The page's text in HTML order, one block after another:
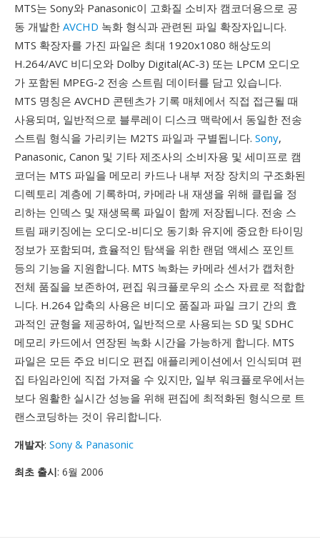
MTS는 Sony와 Panasonic이 고화질 소비자 캠코더용으로 공
동 개발한 AVCHD 녹화 형식과 관련된 파일 확장자입니다.
MTS 확장자를 가진 파일은 최대 1920x1080 해상도의
H.264/AVC 비디오와 Dolby Digital(AC-3) 또는 LPCM 오디오
가 포함된 MPEG-2 전송 스트림 데이터를 담고 있습니다.
MTS 명칭은 AVCHD 콘텐츠가 기록 매체에서 직접 접근될 때
사용되며, 일반적으로 블루레이 디스크 맥락에서 동일한 전송
스트림 형식을 가리키는 M2TS 파일과 구별됩니다. Sony,
Panasonic, Canon 및 기타 제조사의 소비자용 및 세미프로 캠
코더는 MTS 파일을 메모리 카드나 내부 저장 장치의 구조화된
디렉토리 계층에 기록하며, 카메라 내 재생을 위해 클립을 정
리하는 인덱스 및 재생목록 파일이 함께 저장됩니다. 전송 스
트림 패키징에는 오디오-비디오 동기화 유지에 중요한 타이밍
정보가 포함되며, 효율적인 탐색을 위한 랜덤 액세스 포인트
등의 기능을 지원합니다. MTS 녹화는 카메라 센서가 캡처한
전체 품질을 보존하여, 편집 워크플로우의 소스 자료로 적합합
니다. H.264 압축의 사용은 비디오 품질과 파일 크기 간의 효
과적인 균형을 제공하여, 일반적으로 사용되는 SD 및 SDHC
메모리 카드에서 연장된 녹화 시간을 가능하게 합니다. MTS
파일은 모든 주요 비디오 편집 애플리케이션에서 인식되며 편
집 타임라인에 직접 가져올 수 있지만, 일부 워크플로우에서는
보다 원활한 실시간 성능을 위해 편집에 최적화된 형식으로 트
랜스코딩하는 것이 유리합니다.
개발자: Sony & Panasonic
최초 출시: 6월 2006